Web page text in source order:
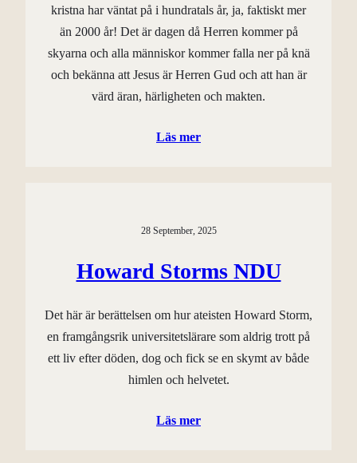
kristna har väntat på i hundratals år, ja, faktiskt mer
än 2000 år! Det är dagen då Herren kommer på
skyarna och alla människor kommer falla ner på knä
och bekänna att Jesus är Herren Gud och att han är
värd äran, härligheten och makten.
Läs mer
28 September, 2025
Howard Storms NDU
Det här är berättelsen om hur ateisten Howard Storm,
en framgångsrik universitetslärare som aldrig trott på
ett liv efter döden, dog och fick se en skymt av både
himlen och helvetet.
Läs mer